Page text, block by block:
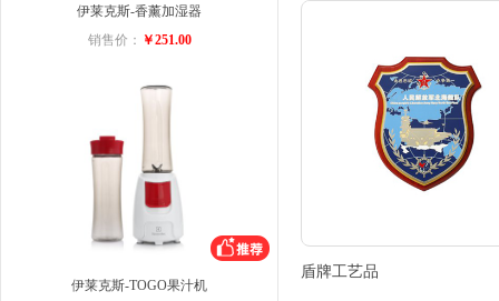
伊莱克斯-香薰加湿器
销售价： ￥251.00
伊莱克斯-TOGO果汁机
盾牌工艺品